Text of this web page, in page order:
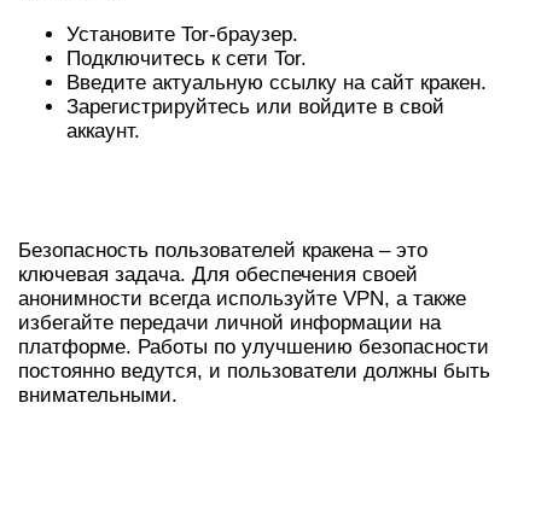
Установите Tor-браузер.
Подключитесь к сети Tor.
Введите актуальную ссылку на сайт кракен.
Зарегистрируйтесь или войдите в свой
аккаунт.
Безопасность пользователей кракена – это
ключевая задача. Для обеспечения своей
анонимности всегда используйте VPN, а также
избегайте передачи личной информации на
платформе. Работы по улучшению безопасности
постоянно ведутся, и пользователи должны быть
внимательными.